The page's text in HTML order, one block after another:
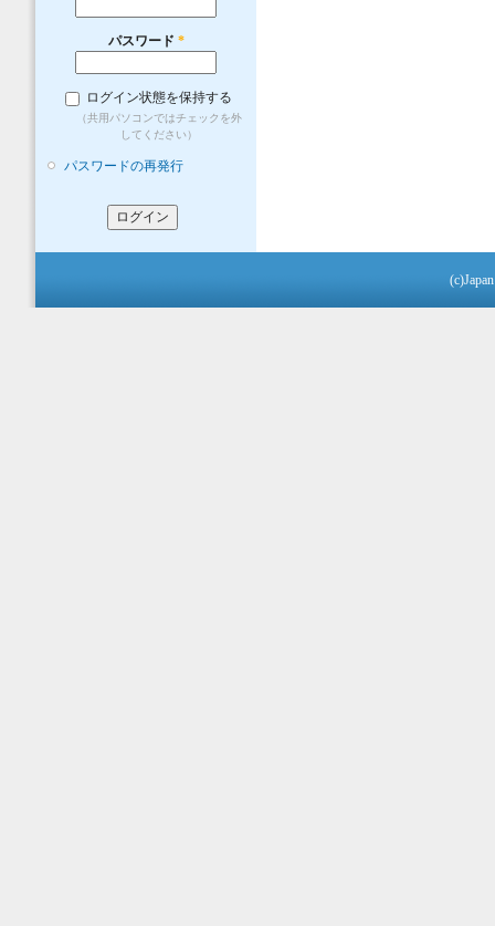
パスワード *
ログイン状態を保持する
（共用パソコンではチェックを外
してください）
パスワードの再発行